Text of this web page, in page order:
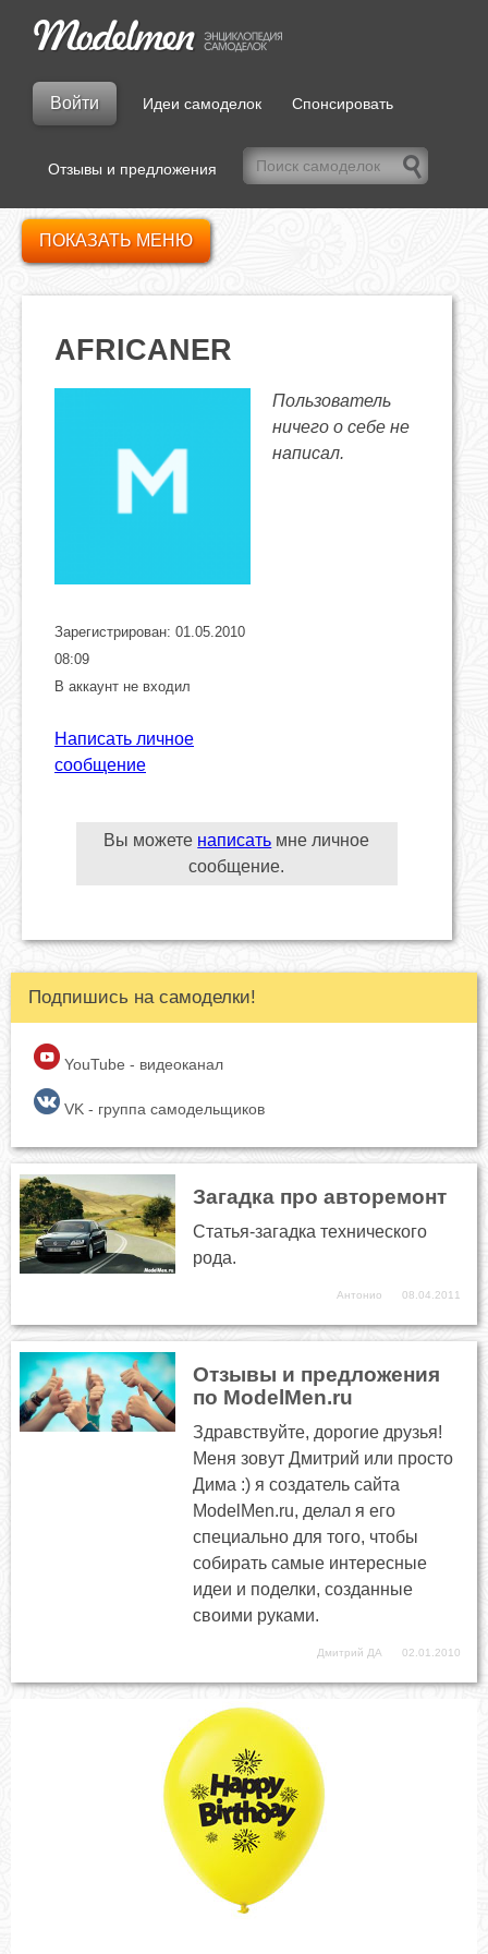
Войти Идеи самоделок Спонсировать
Отзывы и предложения
AFRICANER
Зарегистрирован: 01.05.2010
08:09
В аккаунт не входил
Написать личное
сообщение
Пользователь
ничего о себе не
написал.
Вы можете написать мне личное
сообщение.
ПОКАЗАТЬ МЕНЮ
Подпишись на самоделки!
YouTube - видеоканал
VK - группа самодельщиков
Загадка про авторемонт
Статья-загадка технического
рода.
Антонио 08.04.2011
Отзывы и предложения
по ModelMen.ru
Здравствуйте, дорогие друзья!
Меня зовут Дмитрий или просто
Дима :) я создатель сайта
ModelMen.ru, делал я его
специально для того, чтобы
собирать самые интересные
идеи и поделки, созданные
своими руками.
Дмитрий ДА 02.01.2010